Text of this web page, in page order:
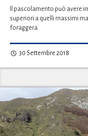
Il pascolamento può avere
superiori a quelli massimi
foraggera
30 Settembre 2018